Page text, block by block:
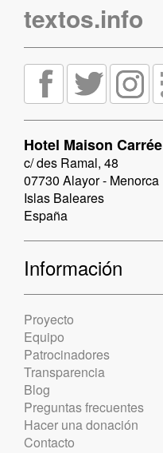
textos.info
Hotel Maison Carrée
c/ des Ramal, 48
07730 Alayor - Menorca
Islas Baleares
España
Información
Proyecto
Equipo
Patrocinadores
Transparencia
Blog
Preguntas frecuentes
Hacer una donación
Contacto